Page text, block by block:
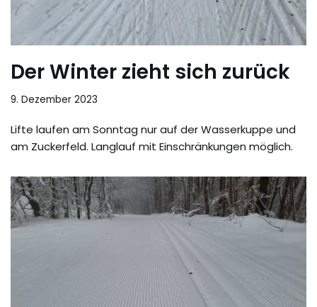
Der Winter zieht sich zurück
9. Dezember 2023
Lifte laufen am Sonntag nur auf der Wasserkuppe und
am Zuckerfeld. Langlauf mit Einschränkungen möglich.